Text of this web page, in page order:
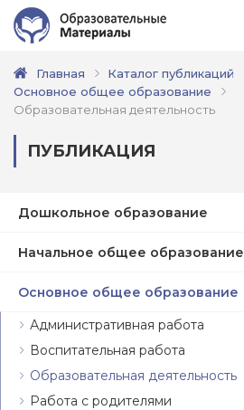
Главная
Каталог публикаций
Основное общее образование
Образовательная деятельность
ПУБЛИКАЦИЯ
Дошкольное образование
Начальное общее образование
Основное общее образование
Административная работа
Воспитательная работа
Образовательная деятельность
Работа с родителями